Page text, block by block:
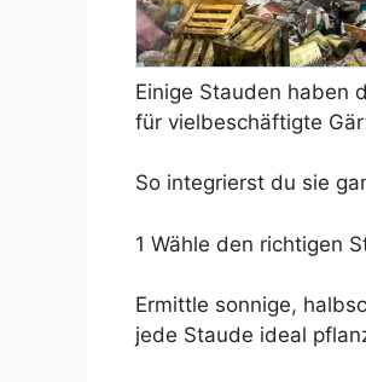
Einige Stauden haben
für vielbeschäftigte
So integrierst du sie
1 Wähle den richtigen
Ermittle sonnige,
jede Staude ideal